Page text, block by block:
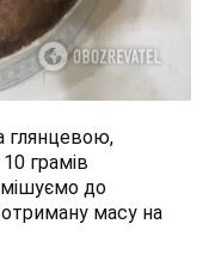
глянцевою,
грамів
до
масу на